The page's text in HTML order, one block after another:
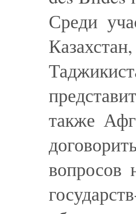
Среди
также
вопросов